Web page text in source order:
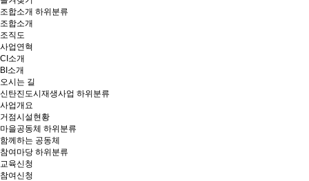
조합소개 하위분류
조합소개
조직도
사업연혁
CI소개
BI소개
오시는 길
신탄진도시재생사업 하위분류
사업개요
거점시설현황
마을공동체 하위분류
함께하는 공동체
참여마당 하위분류
교육신청
참여신청